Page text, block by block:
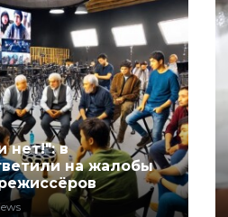
нет!": в
на жалобы